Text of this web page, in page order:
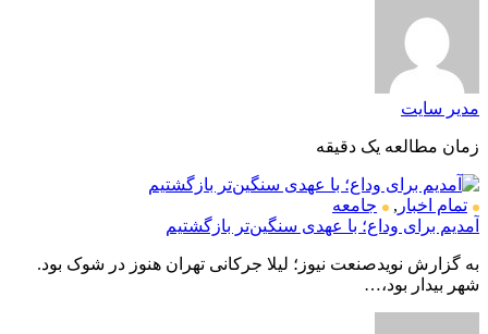
مدیر سایت
زمان مطالعه یک دقیقه
تمام اخبار ,
جامعه
آمدیم برای وداع؛ با عهدی سنگین‌تر بازگشتیم
به گزارش نویدصنعت نیوز؛ لیلا جرکانی تهران هنوز در شوک بود.
شهر بیدار بود،…